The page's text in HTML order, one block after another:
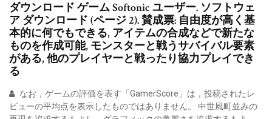
ダウンロード ゲーム Softonic ユーザー. ソフトウェ
ア ダウンロード (ページ 2). 賛成票: 自由度が高く基
本的に何でもできる, アイテムの合成などで新たな
ものを作成可能, モンスターと戦うサバイバル要素
がある, 他のプレイヤーと戦ったり協力プレイでき
る
なお，ゲームの評価を表す「GamerScore」は，投稿されたレ
ビューの平均点を表示したものではありません。 中世風町並みの